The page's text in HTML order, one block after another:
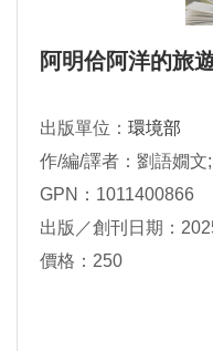
阿明佮阿洋的旅
出版單位： 環境部
作/編/譯者：劉語嫺文
GPN：1011400866
出版／創刊日期：
價格：250